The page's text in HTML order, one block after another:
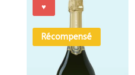
♥
Récompensé